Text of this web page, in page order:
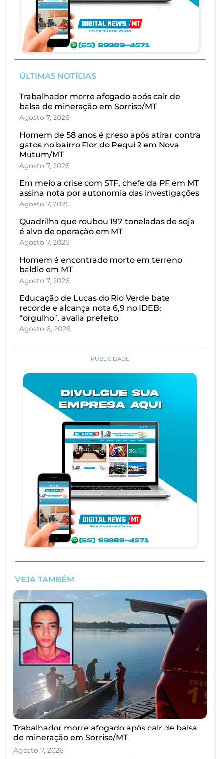
ÚLTIMAS NOTÍCIAS
Trabalhador morre afogado após cair de
balsa de mineração em Sorriso/MT
Agosto 7, 2026
Homem de 58 anos é preso após atirar contra
gatos no bairro Flor do Pequi 2 em Nova
Mutum/MT
Agosto 7, 2026
Em meio a crise com STF, chefe da PF em MT
assina nota por autonomia das investigações
Agosto 7, 2026
Quadrilha que roubou 197 toneladas de soja
é alvo de operação em MT
Agosto 7, 2026
Homem é encontrado morto em terreno
baldio em MT
Agosto 7, 2026
Educação de Lucas do Rio Verde bate
recorde e alcança nota 6,9 no IDEB;
“orgulho”, avalia prefeito
Agosto 6, 2026
PUBLICIDADE
VEJA TAMBÉM
Trabalhador morre afogado após cair de balsa
de mineração em Sorriso/MT
Agosto 7, 2026